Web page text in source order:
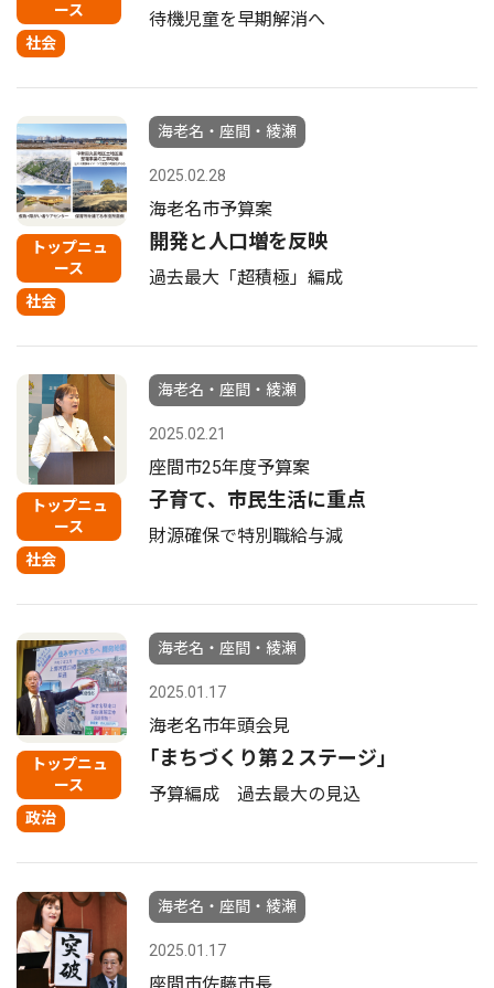
ース
社会
待機児童を早期解消へ
トップニュ
ース
社会
海老名・座間・綾瀬
2025.02.28
海老名市予算案
開発と人口増を反映
過去最大「超積極」編成
トップニュ
ース
社会
海老名・座間・綾瀬
2025.02.21
座間市25年度予算案
子育て、市民生活に重点
財源確保で特別職給与減
トップニュ
ース
政治
海老名・座間・綾瀬
2025.01.17
海老名市年頭会見
｢まちづくり第２ステージ｣
予算編成 過去最大の見込
海老名・座間・綾瀬
2025.01.17